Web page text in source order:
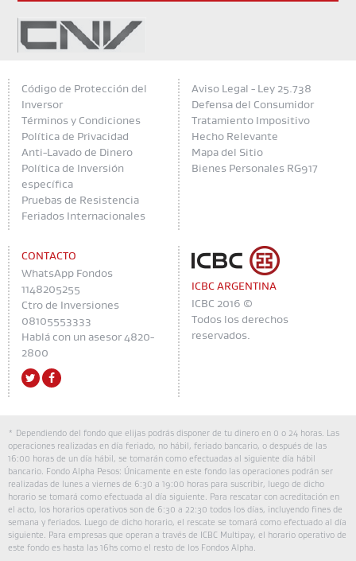
Código de Protección del
Inversor
Términos y Condiciones
Política de Privacidad
Anti-Lavado de Dinero
Política de Inversión
específica
Pruebas de Resistencia
Feriados Internacionales
Aviso Legal - Ley 25.738
Defensa del Consumidor
Tratamiento Impositivo
Hecho Relevante
Mapa del Sitio
Bienes Personales RG917
CONTACTO
WhatsApp Fondos
1148205255
Ctro de Inversiones
08105553333
Hablá con un asesor 4820-
2800
ICBC ARGENTINA
ICBC 2016 ©
Todos los derechos
reservados.
* Dependiendo del fondo que elijas podrás disponer de tu dinero en 0 o 24 horas. Las
operaciones realizadas en día feriado, no hábil, feriado bancario, o después de las
16:00 horas de un día hábil, se tomarán como efectuadas al siguiente día hábil
bancario. Fondo Alpha Pesos: Únicamente en este fondo las operaciones podrán ser
realizadas de lunes a viernes de 6:30 a 19:00 horas para suscribir, luego de dicho
horario se tomará como efectuada al día siguiente. Para rescatar con acreditación en
el acto, los horarios operativos son de 6:30 a 22:30 todos los días, incluyendo fines de
semana y feriados. Luego de dicho horario, el rescate se tomará como efectuado al día
siguiente. Para empresas que operan a través de ICBC Multipay, el horario operativo de
este fondo es hasta las 16hs como el resto de los Fondos Alpha.